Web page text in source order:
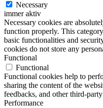
Necessary
immer aktiv
Necessary cookies are
function properly. This
basic functionalities and
cookies do not store any
Functional
Functional
Functional cookies help to
sharing the content of the
feedbacks, and other third-
Performance